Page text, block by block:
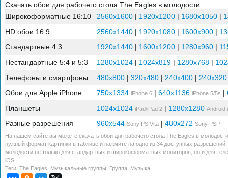
Скачать обои для рабочего стола The Eagles в молодости:
Широкоформатные 16:10
2560x1600 | 1920x1200 | 1680x1050 |
HD обои 16:9
2560x1440 | 1920x1080 | 1600x900 |
Стандартные 4:3
1920x1440 | 1600x1200 | 1280x960 |
Нестандартные 5:4 и 5:3
1280x1024 | 1024x819 | 1280x768 |
Телефоны и смартфоны
480x800 | 320x480 | 240x400 | 240x320
Обои для Apple iPhone
750x1334 iPhone 6 | 640x1136 iPhone 5/5s |
Планшеты
1024x1024 iPad/iPad 2 | 1280x1280 Android
Разные разрешения 960x544 Sony PS Vita | 480x272 Sony PSP
На нашем сайте вы можете скачать обои для рабочего стола The Eagles в
нужный формат картинки в таблице и нажмите на одно из 34 доступных
молодости не только для стандартных и широкоформатных мониторов, но и для
iOS.
Теги: The Eagles Музыкальные группы Группа Музыка